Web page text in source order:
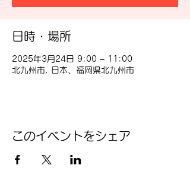
日時・場所
2025年3月24日 9:00 – 11:00
北九州市, 日本、福岡県北九州市
このイベントをシェア